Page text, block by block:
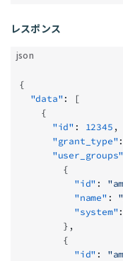
レスポンス
json
{
  "data"
: [
    {
      "id"
: 12345 ,
      "grant_type"
:
      "user_groups"
        {
          "id"
:
          "name"
:
          "system"
:
        },
        {
          "id"
: